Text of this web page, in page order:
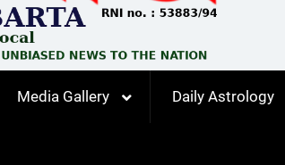
Media Gallery Daily Astrology